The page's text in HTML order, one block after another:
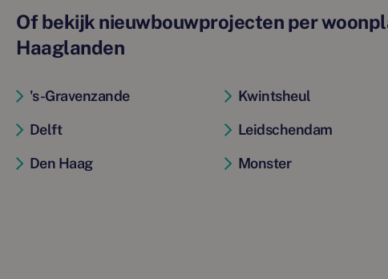
Of bekijk nieuwbouwprojecten per
Haaglanden
's-Gravenzande
Delft
Den Haag
Kwintsheul
Leidschendam
Monster